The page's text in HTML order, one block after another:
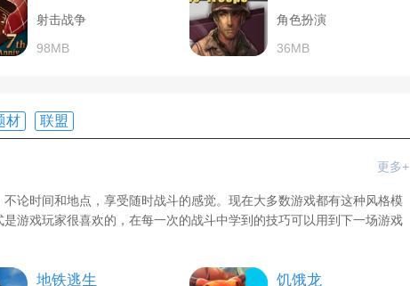
射击战争
98MB
角色扮演
36MB
材 联盟
更多+
论时间和地点，享受随时战斗的感觉。现在大多数游戏都有这种风格模
游戏玩家很喜欢的，在每一次的战斗中学到的技巧可以用到下一场游戏
地铁逃生 饥饿龙